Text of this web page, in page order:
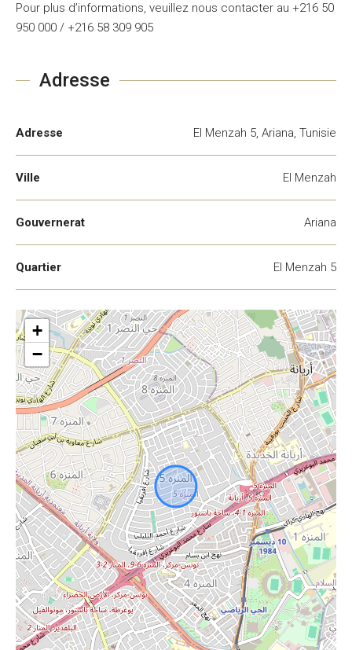
Pour plus d’informations, veuillez nous contacter au +216 50
950 000 / +216 58 309 905
Adresse
Adresse El Menzah 5, Ariana, Tunisie
Ville El Menzah
Gouvernerat Ariana
Quartier El Menzah 5
+
−